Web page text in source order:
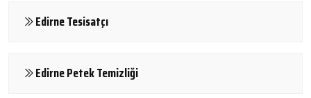
Edirne Tesisatçı
Edirne Petek Temizliği